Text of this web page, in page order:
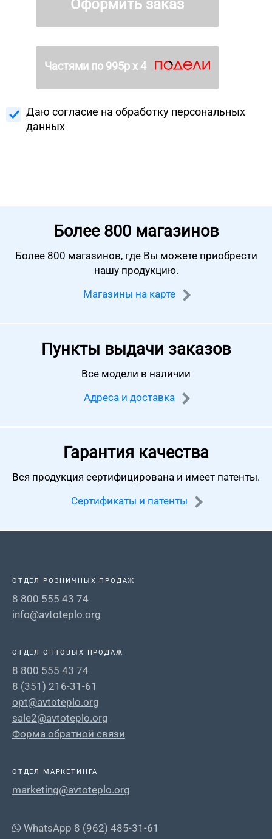
Оформить заказ
Частями по 995р х 4
Даю согласие на обработку персональных
данных
Более 800 магазинов
Более 800 магазинов, где Вы можете приобрести
нашу продукцию.
Магазины на карте
Пункты выдачи заказов
Все модели в наличии
Адреса и доставка
Гарантия качества
Вся продукция сертифицирована и имеет патенты.
Сертификаты и патенты
ОТДЕЛ РОЗНИЧНЫХ ПРОДАЖ
8 800 555 43 74
info@avtoteplo.org
ОТДЕЛ ОПТОВЫХ ПРОДАЖ
8 800 555 43 74
8 (351) 216-31-61
opt@avtoteplo.org
sale2@avtoteplo.org
Форма обратной связи
ОТДЕЛ МАРКЕТИНГА
marketing@avtoteplo.org
WhatsApp 8 (962) 485-31-61